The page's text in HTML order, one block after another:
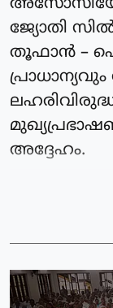
ജ്യോതി സിൽ
തൂഫാൻ –
അദ്ദേഹം.